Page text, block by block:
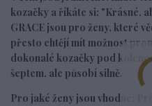
kozačky a říkáte si: "Krásné,
GRACE jsou pro ženy, které
přesto chtějí mít možnost
dokonalé kozačky pod
šeptem, ale působí silně.
Pro jaké ženy jsou vhodné: